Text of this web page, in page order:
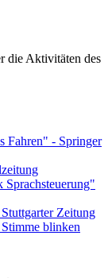
die Aktivitäten des
Fahren" - Springer
Zeitung
blinken